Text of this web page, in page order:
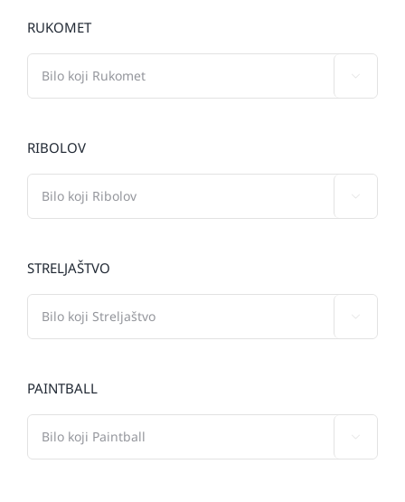
RUKOMET
RIBOLOV
STRELJAŠTVO
PAINTBALL